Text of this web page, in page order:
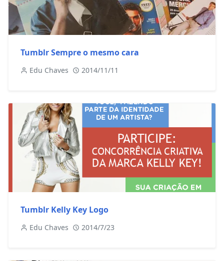
Tumblr Sempre o mesmo cara
Edu Chaves 2014/11/11
Tumblr Kelly Key Logo
Edu Chaves 2014/7/23